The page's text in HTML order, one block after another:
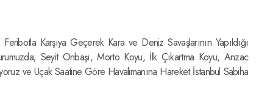
Karşıya Geçerek Kara ve Deniz Savaşlarının Yapıldığı
Seyit Onbaşı, Morto Koyu, İlk Çıkartma Koyu, Anzac
ve Uçak Saatine Göre Havalimanına Hareket İstanbul Sabiha